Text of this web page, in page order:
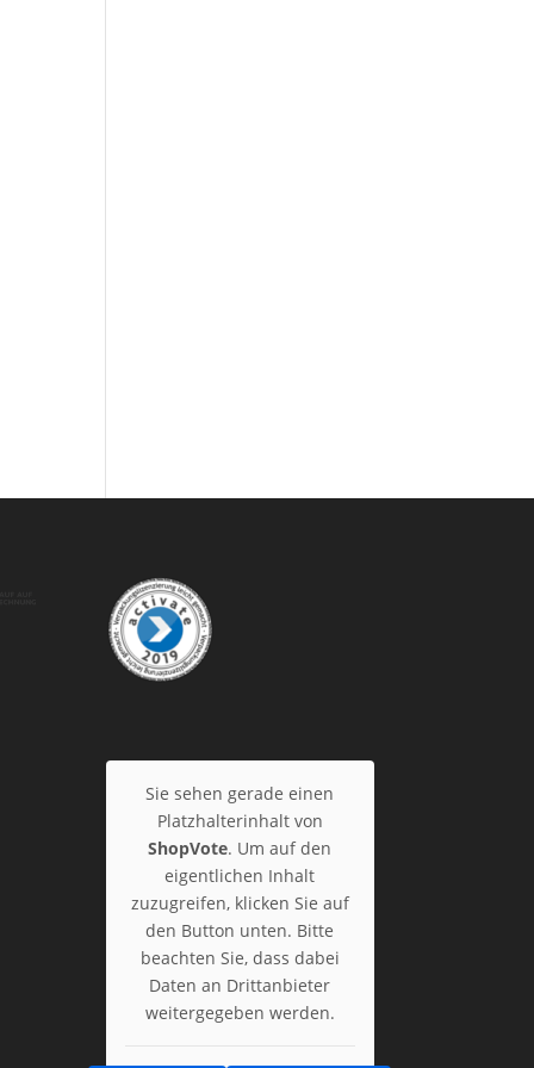
Sie sehen gerade einen
Platzhalterinhalt von
ShopVote. Um auf den
eigentlichen Inhalt
zuzugreifen, klicken Sie auf
den Button unten. Bitte
beachten Sie, dass dabei
Daten an Drittanbieter
weitergegeben werden.